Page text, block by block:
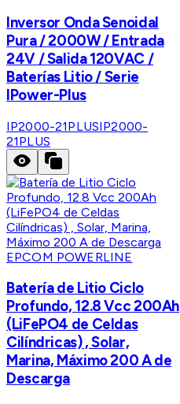
Inversor Onda Senoidal
Pura / 2000W / Entrada
24V / Salida 120VAC /
Baterías Litio / Serie
IPower-Plus
IP2000-21PLUSIP2000-
21PLUS
EPCOM POWERLINE
Batería de Litio Ciclo
Profundo, 12.8 Vcc 200Ah
(LiFePO4 de Celdas
Cilíndricas) , Solar,
Marina, Máximo 200 A de
Descarga